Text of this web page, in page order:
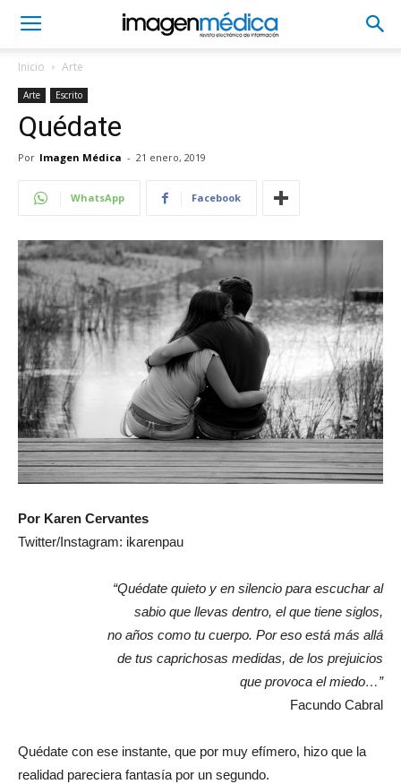
Inicio Arte
Arte Escrito
Quédate
Por Imagen Médica - 21 enero, 2019
WhatsApp Facebook
Por Karen Cervantes
Twitter/Instagram: ikarenpau
“Quédate quieto y en silencio para escuchar al
sabio que llevas dentro, el que tiene siglos,
no años como tu cuerpo. Por eso está más allá
de tus caprichosas medidas, de los prejuicios
que provoca el miedo…”
Facundo Cabral
Quédate con ese instante, que por muy efímero, hizo que la
realidad pareciera fantasía por un segundo.